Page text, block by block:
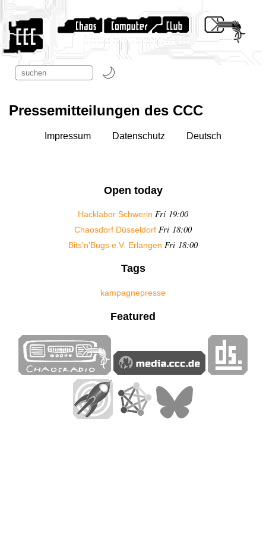
Pressemitteilungen des CCC
Impressum Datenschutz Deutsch
Open today
Hacklabor Schwerin Fri 19:00
Chaosdorf Düsseldorf Fri 18:00
Bits'n'Bugs e.V. Erlangen Fri 18:00
Tags
kampagnepresse
Featured